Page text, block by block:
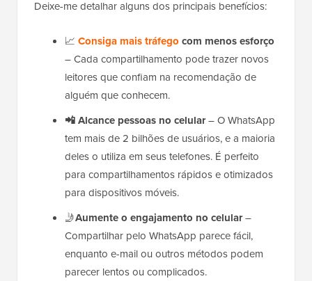
Deixe-me detalhar alguns dos principais benefícios:
📈 Consiga mais tráfego com menos esforço
– Cada compartilhamento pode trazer novos
leitores que confiam na recomendação de
alguém que conhecem.
📲Alcance pessoas no celular– O WhatsApp
tem mais de 2 bilhões de usuários, e a maioria
deles o utiliza em seus telefones. É perfeito
para compartilhamentos rápidos e otimizados
para dispositivos móveis.
🤳Aumente o engajamento no celular–
Compartilhar pelo WhatsApp parece fácil,
enquanto e-mail ou outros métodos podem
parecer lentos ou complicados.